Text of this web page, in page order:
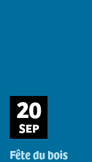
20
SEP
Fête du bois